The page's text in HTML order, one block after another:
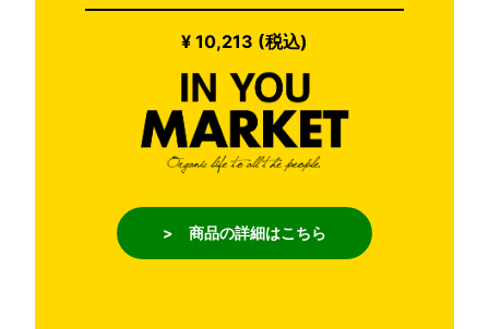
¥ 10,213 (税込)
> 商品の詳細はこちら